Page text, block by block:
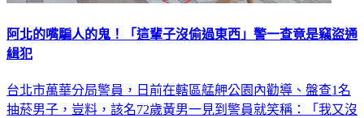
阿北的嘴騙人的鬼！「這輩子沒偷過東西」警一查竟是竊盜通
緝犯
台北市萬華分局警員，日前在轄區艋舺公園內勸導、盤查1名
抽菸男子，豈料，該名72歲黃男一見到警員就笑稱：「我又沒